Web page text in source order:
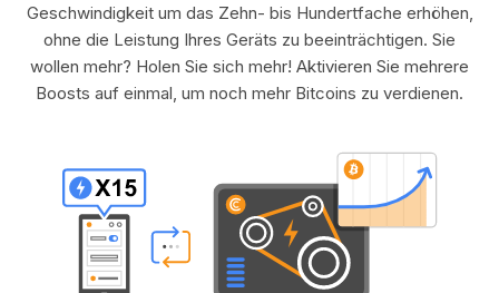
Geschwindigkeit um das Zehn- bis Hundertfache erhöhen,
ohne die Leistung Ihres Geräts zu beeinträchtigen. Sie
wollen mehr? Holen Sie sich mehr! Aktivieren Sie mehrere
Boosts auf einmal, um noch mehr Bitcoins zu verdienen.